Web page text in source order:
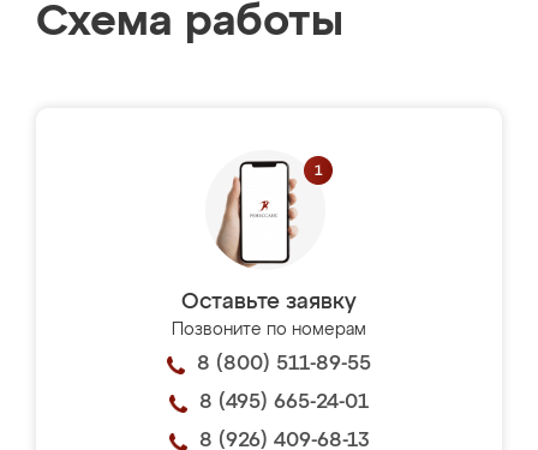
Схема работы
Оставьте заявку
Позвоните по номерам
8 (800) 511-89-55
8 (495) 665-24-01
8 (926) 409-68-13